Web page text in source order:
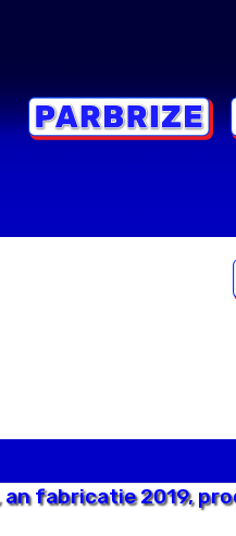
an fabricatie 2019,